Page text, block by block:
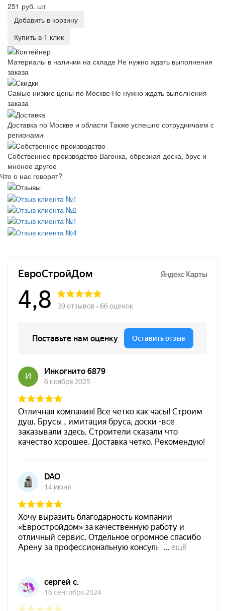
251 руб. шт
Добавить в корзину
Купить в 1 клик
Материалы в наличии на складе Не нужно ждать выполнения
заказа
Самые низкие цены по Москве Не нужно ждать выполнения
заказа
Доставка по Москве и области Также успешно сотрудничаем с
регионами
Собственное производство Вагонка, обрезная доска, брус и
мноное другое
Что о нас говорят?